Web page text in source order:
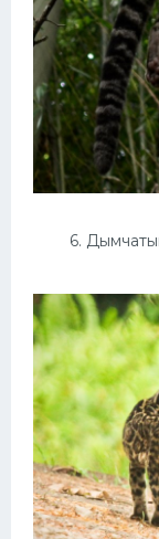
6.